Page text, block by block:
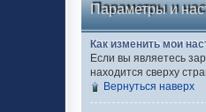
Параметры и
Как изменить мои
Если вы являетесь
находится сверху
Вернуться наверх